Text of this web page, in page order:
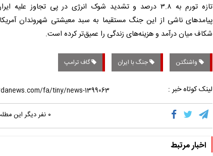
تازه تورم به ۳.۸ درصد و تشدید شوک انرژی در پی تجاوز
پیامدهای ناشی از این جنگ مستقیما به سبد معیشتی شهروندان
شکاف میان درآمد و هزینه‌های زندگی را عمیق‌تر کرده است.
واشنگتن جنگ با ایران گاف ترامپ
لینک کوتاه خبر :
۰ نفر دیگر این
اخبار مرتبط